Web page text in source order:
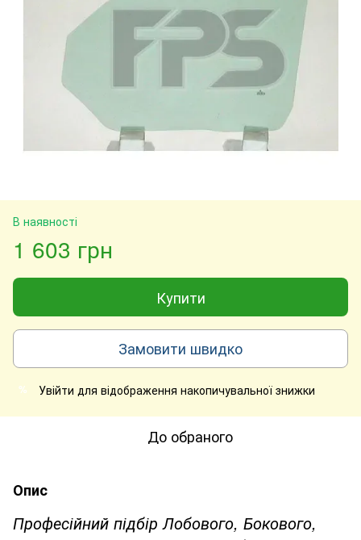
В наявності
1 603 грн
Купити
Замовити швидко
% Увійти для відображення накопичувальної знижки
До обраного
Опис
Професійний підбір Лобового, Бокового,